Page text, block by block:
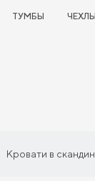
ТУМБЫ
Кровати в